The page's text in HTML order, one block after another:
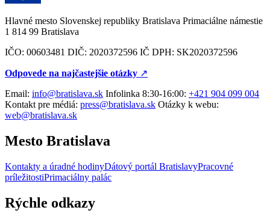
Hlavné mesto Slovenskej republiky Bratislava Primaciálne námestie
1 814 99 Bratislava
IČO: 00603481 DIČ: 2020372596 IČ DPH: SK2020372596
Odpovede na najčastejšie otázky ↗︎
Email: info@bratislava.sk Infolinka 8:30-16:00: +421 904 099 004
Kontakt pre médiá: press@bratislava.sk Otázky k webu:
web@bratislava.sk
Mesto Bratislava
Kontakty a úradné hodinyDátový portál BratislavyPracovné
príležitostiPrimaciálny palác
Rýchle odkazy